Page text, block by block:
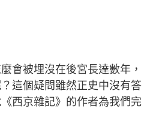
會被埋沒在後宮長達數年，
這個疑問雖然正史中沒有答
西京雜記》的作者為我們完